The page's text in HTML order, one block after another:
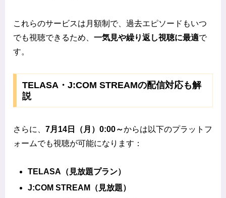
これらのサービスは月額制で、過去エピソードもいつ
でも視聴できるため、 一気見や繰り返し視聴に最適で
す。
TELASA・J:COM STREAMの配信対応も解
説
さらに、 7月14日（月）0:00～からは以下のプラットフ
ォームでも視聴が可能になります：
TELASA（見放題プラン）
J:COM STREAM（見放題）